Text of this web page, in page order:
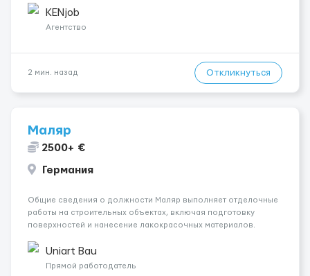
загранпаспорта; Рабочая виза. Контракт от четырех месяцев
до год...
KENjob
Агентство
2 мин. назад Откликнуться
Маляр
2500+ €
Германия
Общие сведения о должности Маляр выполняет отделочные
работы на строительных объектах, включая подготовку
поверхностей и нанесение лакокрасочных материалов.
профессионалов на месте, приглашения делаем только для
профессионалов с доказательным портф...
Uniart Bau
Прямой работодатель